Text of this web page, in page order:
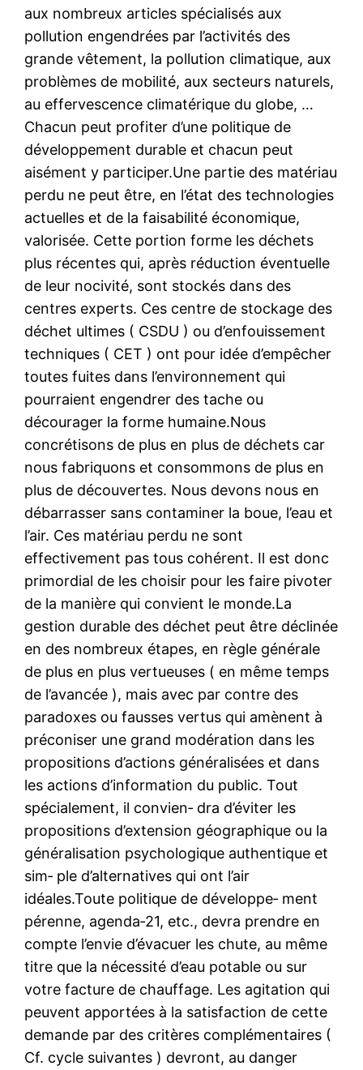
aux nombreux articles spécialisés aux
pollution engendrées par l’activités des
grande vêtement, la pollution climatique, aux
problèmes de mobilité, aux secteurs naturels,
au effervescence climatérique du globe, …
Chacun peut profiter d’une politique de
développement durable et chacun peut
aisément y participer.Une partie des matériau
perdu ne peut être, en l’état des technologies
actuelles et de la faisabilité économique,
valorisée. Cette portion forme les déchets
plus récentes qui, après réduction éventuelle
de leur nocivité, sont stockés dans des
centres experts. Ces centre de stockage des
déchet ultimes ( CSDU ) ou d’enfouissement
techniques ( CET ) ont pour idée d’empêcher
toutes fuites dans l’environnement qui
pourraient engendrer des tache ou
décourager la forme humaine.Nous
concrétisons de plus en plus de déchets car
nous fabriquons et consommons de plus en
plus de découvertes. Nous devons nous en
débarrasser sans contaminer la boue, l’eau et
l’air. Ces matériau perdu ne sont
effectivement pas tous cohérent. Il est donc
primordial de les choisir pour les faire pivoter
de la manière qui convient le monde.La
gestion durable des déchet peut être déclinée
en des nombreux étapes, en règle générale
de plus en plus vertueuses ( en même temps
de l’avancée ), mais avec par contre des
paradoxes ou fausses vertus qui amènent à
préconiser une grand modération dans les
propositions d’actions généralisées et dans
les actions d’information du public. Tout
spécialement, il convien‑ dra d’éviter les
propositions d’extension géographique ou la
généralisation psychologique authentique et
sim‑ ple d’alternatives qui ont l’air
idéales.Toute politique de développe‑ ment
pérenne, agenda‑21, etc., devra prendre en
compte l’envie d’évacuer les chute, au même
titre que la nécessité d’eau potable ou sur
votre facture de chauffage. Les agitation qui
peuvent apportées à la satisfaction de cette
demande par des critères complémentaires (
Cf. cycle suivantes ) devront, au danger